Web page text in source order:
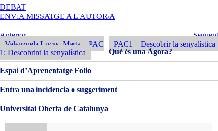
DEBATA
PAC
DESCOBRINT
LA
SENYALÍSTICA
ENVIA MISSATGE A L'AUTOR/A
Navegació
d'entrades
Entrada
Anterior
Anterior
Valenzuela Lucas, Marta – PAC
1: Descobrint la senyalística
Següent
Entrada
Següent
PAC1 – Descobrir la senyalística
Què és una Àgora?
Espai d’Aprenentatge Folio
Entra una incidència o suggeriment
Universitat Oberta de Catalunya